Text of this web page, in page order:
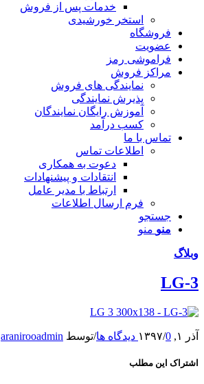
خدمات پس از فروش
استخر خورشیدی
فروشگاه
عضویت
فراموشی رمز
مراکز فروش
نمایندگی های فروش
پذیرش نمایندگی
آموزش رایگان نمایندگان
کسب درآمد
تماس با ما
اطلاعات تماس
دعوت به همکاری
انتقادات و پیشنهادات
ارتباط با مدیر عامل
فرم ارسال اطلاعات
جستجو
منو منو
وبلاگ
LG-3
آذر ۱, ۱۳۹۷ /0 دیدگاه ها /توسط aranirooadmin
اشتراک این مطلب